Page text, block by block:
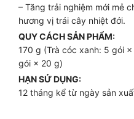
– Tăng trải nghiệm mới mẻ
hương vị trái cây nhiệt đới.
QUY CÁCH SẢN PHẨM:
170 g (Trà cóc xanh: 5 gói
gói × 20 g)
HẠN SỬ DỤNG:
12 tháng kể từ ngày sản